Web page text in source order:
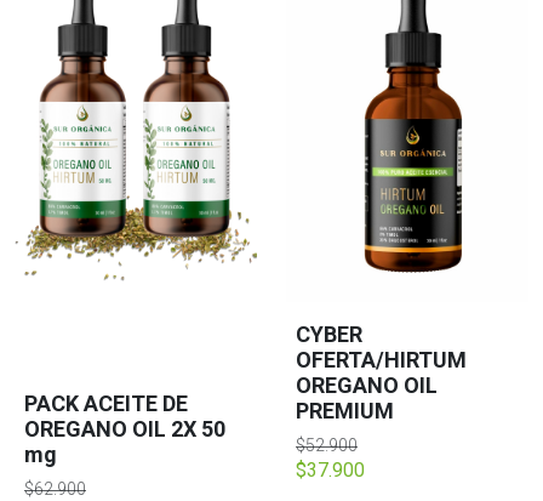
PACK ACEITE DE
OREGANO OIL 2X 50
mg
$62.900
CYBER
OFERTA/HIRTUM
OREGANO OIL
PREMIUM
$52.900
$37.900